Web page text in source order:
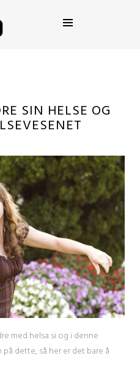
SIN HELSE OG
med helsa si og i denne
dette, så her er det bare å